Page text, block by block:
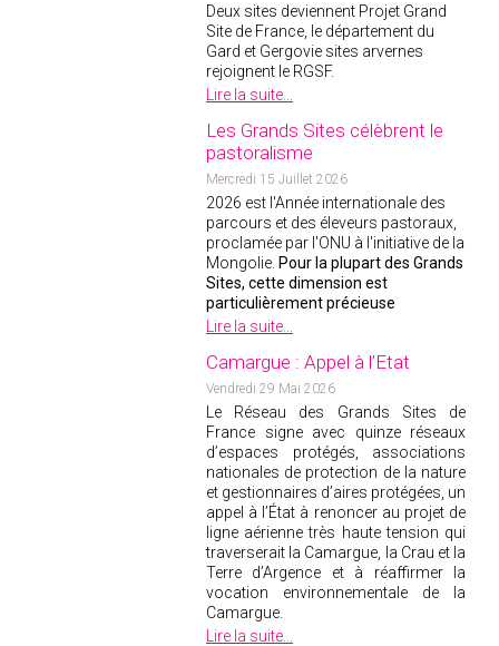
Deux sites deviennent Projet Grand
Site de France, le département du
Gard et Gergovie sites arvernes
rejoignent le RGSF.
Lire la suite...
Les Grands Sites célèbrent le
pastoralisme
Mercredi 15 Juillet 2026
2026 est l'Année internationale des
parcours et des éleveurs pastoraux,
proclamée par l'ONU à l'initiative de la
Mongolie. Pour la plupart des Grands
Sites, cette dimension est
particulièrement précieuse
Lire la suite...
Camargue : Appel à l’Etat
Vendredi 29 Mai 2026
Le Réseau des Grands Sites de
France signe avec quinze réseaux
d’espaces protégés, associations
nationales de protection de la nature
et gestionnaires d’aires protégées, un
appel à l’État à renoncer au projet de
ligne aérienne très haute tension qui
traverserait la Camargue, la Crau et la
Terre d’Argence et à réaffirmer la
vocation environnementale de la
Camargue.
Lire la suite...